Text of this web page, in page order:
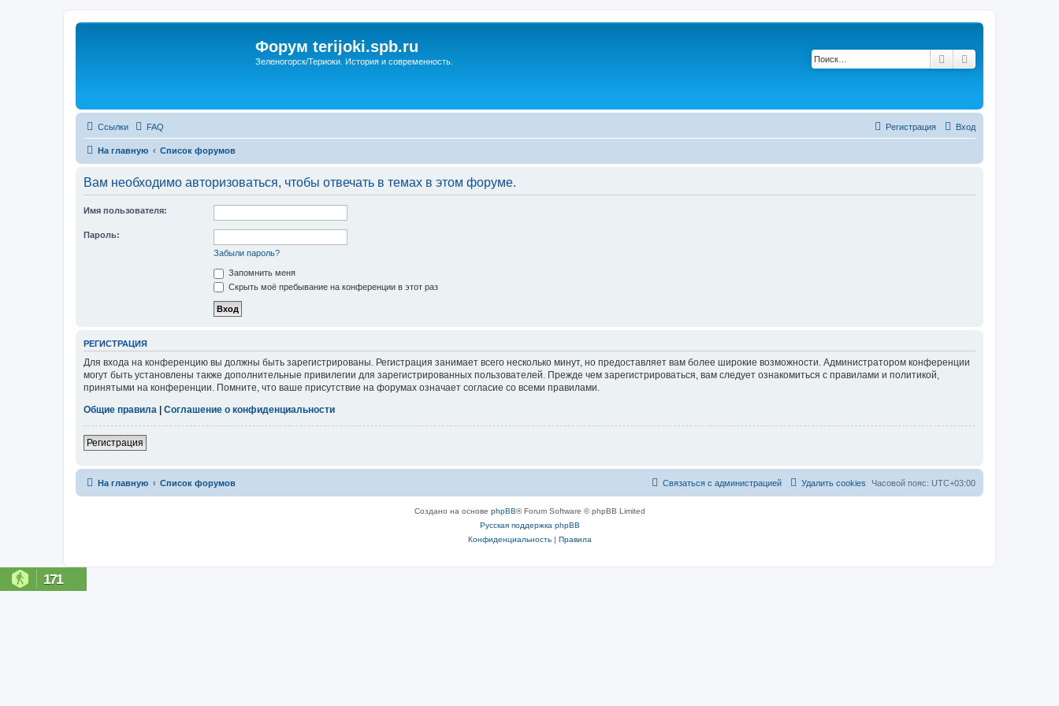
Форум terijoki.spb.ru
Зеленогорск/Териоки. История и современность. Поиск
Ссылки FAQ Вход
Регистрация
На главную Список форумов
Вам необходимо авторизоваться, чтобы отвечать в темах в этом форуме.
Имя пользователя:
Пароль:
Забыли пароль?
Запомнить меня
Скрыть моё пребывание на конференции в этот раз
РЕГИСТРАЦИЯ
Для входа на конференцию вы должны быть зарегистрированы. Регистрация занимает всего несколько минут, но предоставляет вам более широкие возможности. Администратором конференции
могут быть установлены также дополнительные привилегии для зарегистрированных пользователей. Прежде чем зарегистрироваться, вам следует ознакомиться с правилами и политикой,
принятыми на конференции. Помните, что ваше присутствие на форумах означает согласие со всеми правилами.
Общие правила | Соглашение о конфиденциальности
Регистрация
На главную Список форумов Часовой пояс: UTC+03:00
Удалить cookies
Связаться с администрацией
Создано на основе phpBB® Forum Software © phpBB Limited
Русская поддержка phpBB
Конфиденциальность| Правила
171